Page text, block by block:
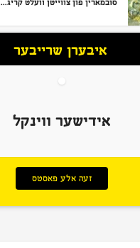
סובמארין פון צווייטן וועלט קריג...
איבערן שרייבער
אידישער ווינקל
זעה אלע פאסטס